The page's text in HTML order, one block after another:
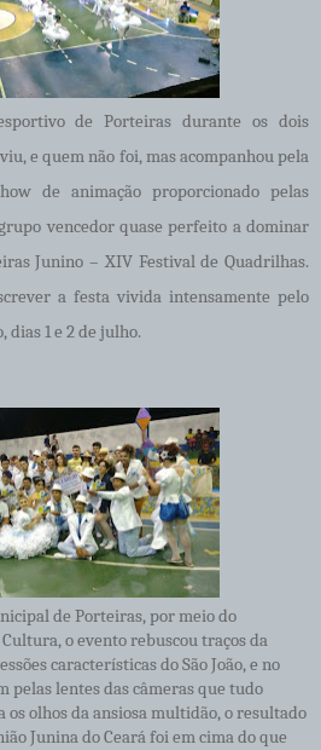
de Porteiras durante os dois
e quem não foi, mas acompanhou pela
de animação proporcionado pelas
vencedor quase perfeito a dominar
Junino – XIV Festival de Quadrilhas.
a festa vivida intensamente pelo
dias 1 e 2 de julho.
de Porteiras, por meio do
o evento rebuscou traços da
características do São João, e no
pelas lentes das câmeras que tudo
olhos da ansiosa multidão, o resultado
Junina do Ceará foi em cima do que